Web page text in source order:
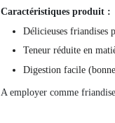
Caractéristiques produit :
Délicieuses friandises
Teneur réduite en
Digestion facile
A employer comme